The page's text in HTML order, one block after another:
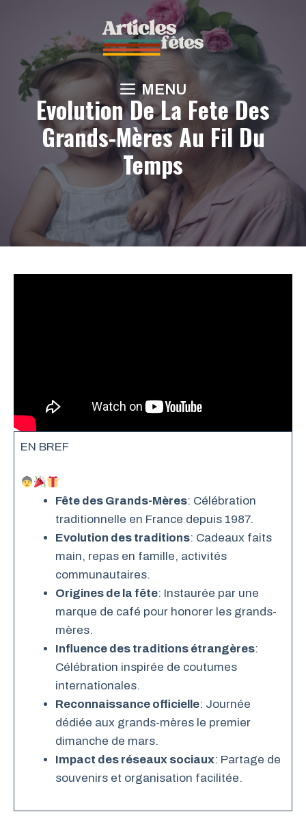
MENU
Evolution De La Fete Des
Grands-Mères Au Fil Du
Temps
EN BREF
Fête des Grands-Mères: Célébration
traditionnelle en France depuis 1987.
Evolution des traditions: Cadeaux faits
main, repas en famille, activités
communautaires.
Origines de la fête: Instaurée par une
marque de café pour honorer les grands-
mères.
Influence des traditions étrangères:
Célébration inspirée de coutumes
internationales.
Reconnaissance officielle: Journée
dédiée aux grands-mères le premier
dimanche de mars.
Impact des réseaux sociaux: Partage de
souvenirs et organisation facilitée.